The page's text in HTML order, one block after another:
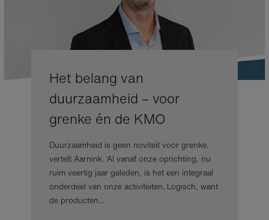
Het belang van
duurzaamheid – voor
grenke én de KMO
Duurzaamheid is geen noviteit voor grenke,
vertelt Aarnink. ‘Al vanaf onze oprichting, nu
ruim veertig jaar geleden, is het een integraal
onderdeel van onze activiteiten. Logisch, want
de producten...